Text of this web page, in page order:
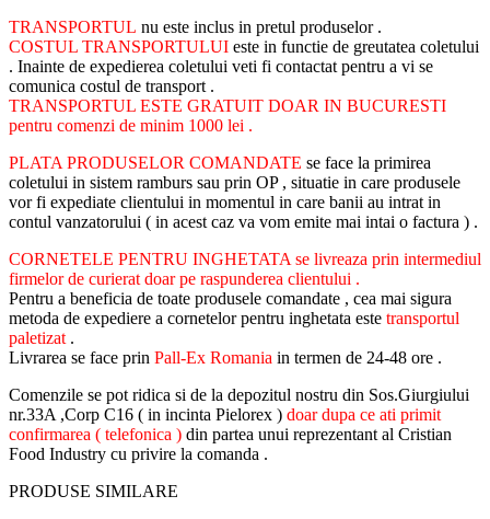
TRANSPORTUL nu este inclus in pretul produselor .
COSTUL TRANSPORTULUI este in functie de greutatea coletului
. Inainte de expedierea coletului veti fi contactat pentru a vi se
comunica costul de transport .
TRANSPORTUL ESTE GRATUIT DOAR IN BUCURESTI
pentru comenzi de minim 1000 lei .
PLATA PRODUSELOR COMANDATE se face la primirea
coletului in sistem ramburs sau prin OP , situatie in care produsele
vor fi expediate clientului in momentul in care banii au intrat in
contul vanzatorului ( in acest caz va vom emite mai intai o factura ) .
CORNETELE PENTRU INGHETATA se livreaza prin intermediul
firmelor de curierat doar pe raspunderea clientului .
Pentru a beneficia de toate produsele comandate , cea mai sigura
metoda de expediere a cornetelor pentru inghetata este transportul
paletizat .
Livrarea se face prin Pall-Ex Romania in termen de 24-48 ore .
Comenzile se pot ridica si de la depozitul nostru din Sos.Giurgiului
nr.33A ,Corp C16 ( in incinta Pielorex ) doar dupa ce ati primit
confirmarea ( telefonica ) din partea unui reprezentant al Cristian
Food Industry cu privire la comanda .
PRODUSE SIMILARE